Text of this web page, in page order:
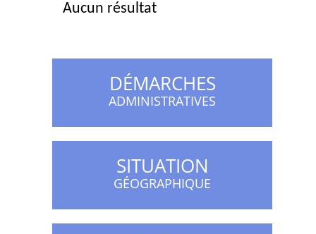
Aucun résultat
DÉMARCHES
ADMINISTRATIVES
SITUATION
GÉOGRAPHIQUE